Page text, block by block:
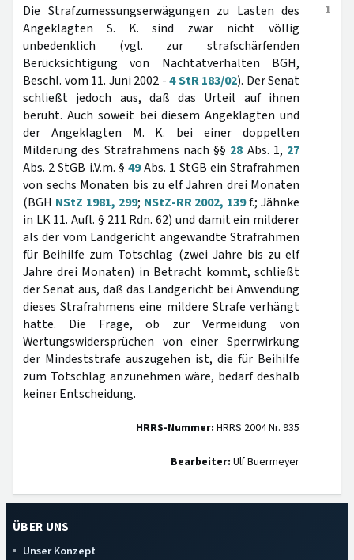
1
Die Strafzumessungserwägungen zu Lasten des
Angeklagten S. K. sind zwar nicht völlig
unbedenklich (vgl. zur strafschärfenden
Berücksichtigung von Nachtatverhalten BGH,
Beschl. vom 11. Juni 2002 -4 StR 183/02). Der Senat
schließt jedoch aus, daß das Urteil auf ihnen
beruht. Auch soweit bei diesem Angeklagten und
der Angeklagten M. K. bei einer doppelten
Milderung des Strafrahmens nach §§ 28 Abs. 1, 27
Abs. 2 StGB i.V.m. § 49Abs. 1 StGB ein Strafrahmen
von sechs Monaten bis zu elf Jahren drei Monaten
(BGH NStZ 1981, 299; NStZ-RR 2002, 139f.; Jähnke
in LK 11. Aufl. § 211 Rdn. 62) und damit ein milderer
als der vom Landgericht angewandte Strafrahmen
für Beihilfe zum Totschlag (zwei Jahre bis zu elf
Jahre drei Monaten) in Betracht kommt, schließt
der Senat aus, daß das Landgericht bei Anwendung
dieses Strafrahmens eine mildere Strafe verhängt
hätte. Die Frage, ob zur Vermeidung von
Wertungswidersprüchen von einer Sperrwirkung
der Mindeststrafe auszugehen ist, die für Beihilfe
zum Totschlag anzunehmen wäre, bedarf deshalb
keiner Entscheidung.
HRRS-Nummer: HRRS 2004 Nr. 935
Bearbeiter: Ulf Buermeyer
ÜBER UNS
Unser Konzept